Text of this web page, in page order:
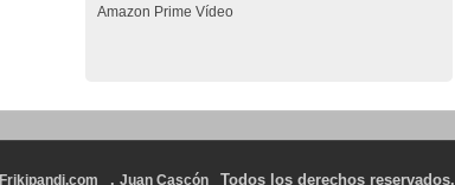
Amazon Prime Vídeo
Frikipandi.com . Juan Cascón Todos los derechos reservados.